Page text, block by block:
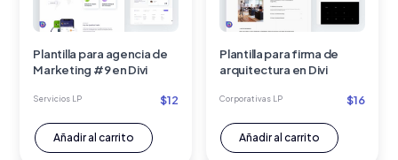
Plantilla para agencia de
Marketing #9 en Divi
Servicios LP $12
Añadir al carrito
Plantilla para firma de
arquitectura en Divi
Corporativas LP $16
Añadir al carrito